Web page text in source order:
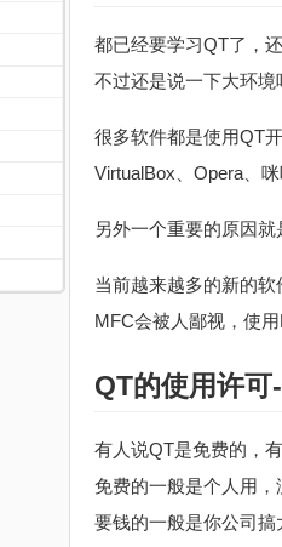
都已经要学习QT了，
不过还是说一下大环境
很多软件都是使用QT
VirtualBox、Opera、
另外一个重要的原因
当前越来越多的新的
MFC会被人鄙视，使
QT的使用许可
有人说QT是免费的，有
免费的一般是个人用，
要钱的一般是你公司搞